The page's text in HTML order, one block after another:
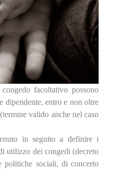
facoltativo possono
dipendente, entro e non oltre
valido anche nel caso
in seguito a definire i
utilizzo dei congedi (decreto
sociali, di concerto